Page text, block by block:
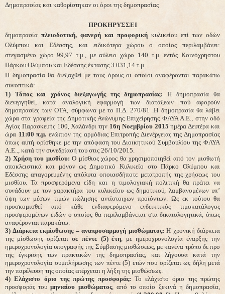
Δημοπρασίας και καθορίστηκαν οι όροι της δημοπρασίας
ΠΡΟΚΗΡΥΣΣΕΙ
δημοπρασία πλειοδοτική, φανερή και προφορική κυλικείου επί των οδών
Ολύμπου και Εδέσσης, και ειδικότερα χώρου ο οποίος περιλαμβάνει:
στεγασμένο χώρο 99,97 τ.μ., με αύλειο χώρο 140 τ.μ. εντός Κοινόχρηστου
Πάρκου Ολύμπου και Εδέσσης έκτασης 3.031,14 τ.μ.
Η δημοπρασία θα διεξαχθεί με τους όρους οι οποίοι αναφέρονται παρακάτω
συνοπτικά:
1) Τόπος και χρόνος διεξαγωγής της δημοπρασίας: Η δημοπρασία θα
διενεργηθεί, κατά αναλογική εφαρμογή των διατάξεων πού αφορούν
δημοπρασίες των ΟΤΑ, σύμφωνα με το Π.Δ. 270/81 .Η δημοπρασία θα λάβει
χώρα στα γραφεία της Δημοτικής Ανώνυμης Επιχείρησης ΦΛΥΑ Α.Ε., στην οδό
Αγίας Παρασκευής 100, Χαλάνδρι την 16η Νοεμβρίου 2015 ημέρα Δευτέρα και
ώρα 11:00 π.μ. ενώπιον της αρμόδιας Επιτροπής Διενέργειας της Δημοπρασίας
όπως αυτή ορίσθηκε με την απόφαση του Διοικητικού Συμβουλίου της ΦΛΥΑ
Α.Ε.., κατά την συνεδρίασή του στις 26/10/2015.
2) Χρήση του μισθίου:Ο μίσθιος χώρος θα χρησιμοποιηθεί από τον μισθωτή
αποκλειστικά και μόνον ως Δημοτικό Κυλικείο στο Πάρκο Ολύμπου και
Εδέσσης απαγορευμένης απόλυτα οποιασδήποτε μετατροπής της χρήσεως του
μισθίου. Τα προσφερόμενα είδη και η τιμολογιακή πολιτική θα πρέπει να
συνάδουν με τον χαρακτήρα του κυλικείου ως δημοτικού, λαμβανομένων υπ’
όψη των μέσων τιμών πώλησης αντίστοιχων προϊόντων. Ως εκ τούτου θα
προσκομισθεί από κάθε ενδιαφερόμενο ενδεικτικός τιμοκατάλογος
προσφερομένων ειδών ο οποίος θα περιλαμβάνεται στα δικαιολογητικά, όπως
αναφέρονται παρακάτω.
3) Διάρκεια εκμίσθωσης – αναπροσαρμογή μισθώματος: Η χρονική διάρκεια
της μίσθωσης ορίζεται σε πέντε (5) έτη , με ημεροχρονολογία έναρξης την
ημεροχρονολογία υπογραφής της Σύμβασης μισθώσεως, με κανένα τρόπο δε προ
της έγκρισης των πρακτικών της δημοπρασίας, και λήγουσα κατά την
ημεροχρονολογία συμπλήρωσης των πέντε (5) ετών που ορίζεται ως δήλη μετά
την παρέλευση της οποίας επέρχεται η λήξη της μισθώσεως.
4) Ελάχιστο όριο της πρώτης προσφοράς: Το ελάχιστο όριο της πρώτης
προσφοράς τουμηνιαίου μισθώματος, από το οποίο ξεκινά η δημοπρασία,